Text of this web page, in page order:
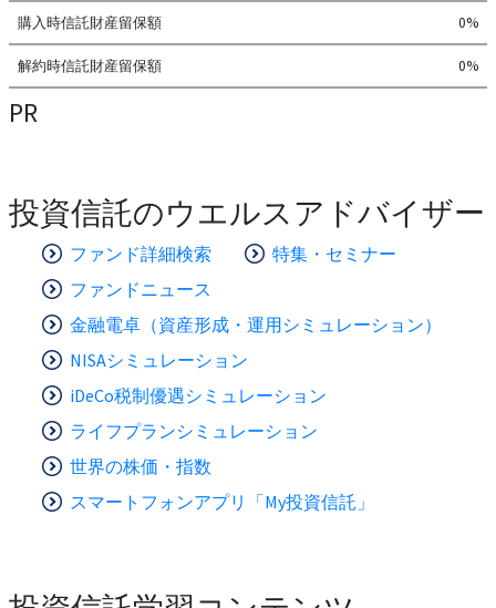
購入時信託財産留保額 0%
解約時信託財産留保額 0%
PR
投資信託のウエルスアドバイザー
ファンド詳細検索
特集・セミナー
ファンドニュース
金融電卓（資産形成・運用シミュレーション）
NISAシミュレーション
iDeCo税制優遇シミュレーション
ライフプランシミュレーション
世界の株価・指数
スマートフォンアプリ「My投資信託」